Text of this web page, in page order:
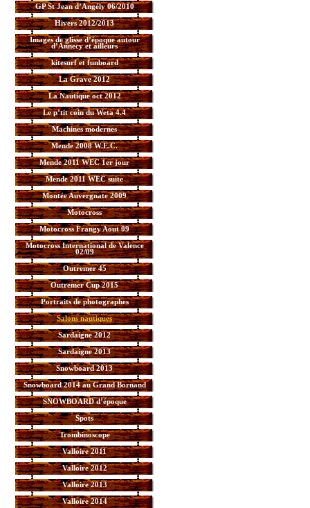
GP St Jean d’Angély 06/2010
Hivers 2012/2013
Images de glisse d’époque autour
d’Annecy et ailleurs
kitesurf et funboard
La Grave 2012
La Nautique oct 2012
Le p’tit coin du Weta 4.4
Machines modernes
Mende 2008 W.E.C.
Mende 2011 WEC 1er jour
Mende 2011 WEC suite
Montée Auvergnate 2009
Motocross
Motocross Frangy Aout 09
Motocross International de Valence
02/09
Outremer 45
Outremer Cup 2015
Portraits de photographes
Salons nautiques
Sardaigne 2012
Sardaigne 2013
Snowboard 2013
Snowboard 2014 au Grand Bornand
SNOWBOARD d’époque
Spots
Trombinoscope
Valloire 2011
Valloire 2012
Valloire 2013
Valloire 2014